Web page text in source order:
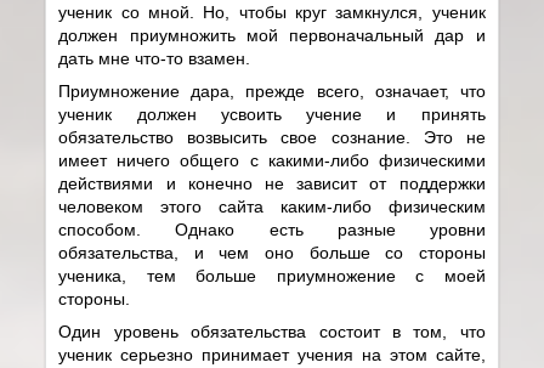
ученик со мной. Но, чтобы круг замкнулся, ученик
должен приумножить мой первоначальный дар и
дать мне что-то взамен.
Приумножение дара, прежде всего, означает, что
ученик должен усвоить учение и принять
обязательство возвысить свое сознание. Это не
имеет ничего общего с какими-либо физическими
действиями и конечно не зависит от поддержки
человеком этого сайта каким-либо физическим
способом. Однако есть разные уровни
обязательства, и чем оно больше со стороны
ученика, тем больше приумножение с моей
стороны.
Один уровень обязательства состоит в том, что
ученик серьезно принимает учения на этом сайте,